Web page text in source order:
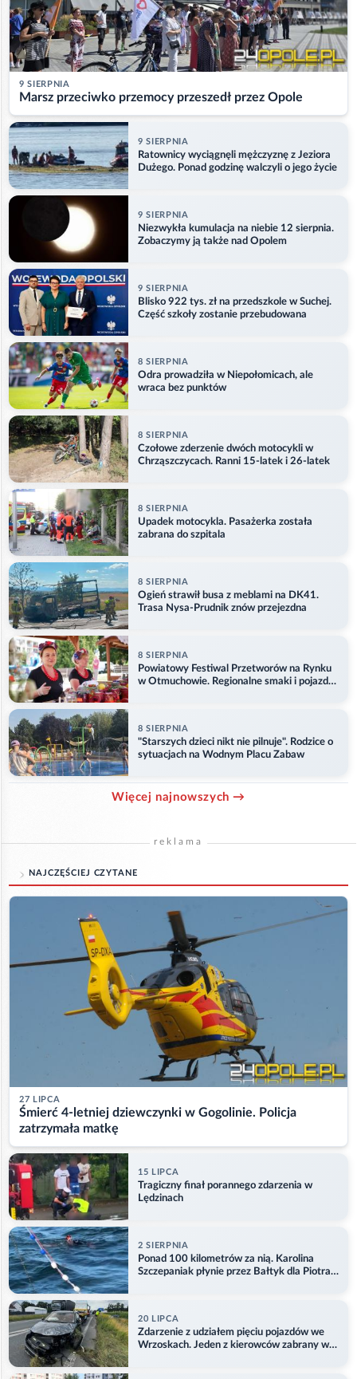
9 SIERPNIA
Marsz przeciwko przemocy przeszedł przez Opole
9 SIERPNIA
Ratownicy wyciągnęli mężczyznę z Jeziora
Dużego. Ponad godzinę walczyli o jego życie
9 SIERPNIA
Niezwykła kumulacja na niebie 12 sierpnia.
Zobaczymy ją także nad Opolem
9 SIERPNIA
Blisko 922 tys. zł na przedszkole w Suchej.
Część szkoły zostanie przebudowana
8 SIERPNIA
Odra prowadziła w Niepołomicach, ale
wraca bez punktów
8 SIERPNIA
Czołowe zderzenie dwóch motocykli w
Chrząszczycach. Ranni 15-latek i 26-latek
8 SIERPNIA
Upadek motocykla. Pasażerka została
zabrana do szpitala
8 SIERPNIA
Ogień strawił busa z meblami na DK41.
Trasa Nysa-Prudnik znów przejezdna
8 SIERPNIA
Powiatowy Festiwal Przetworów na Rynku
w Otmuchowie. Regionalne smaki i pojazdy
8 SIERPNIA
"Starszych dzieci nikt nie pilnuje". Rodzice o
sytuacjach na Wodnym Placu Zabaw
Więcej najnowszych →
reklama
NAJCZĘŚCIEJ CZYTANE
27 LIPCA
Śmierć 4-letniej dziewczynki w Gogolinie. Policja
zatrzymała matkę
15 LIPCA
Tragiczny finał porannego zdarzenia w
Lędzinach
2 SIERPNIA
Ponad 100 kilometrów za nią. Karolina
Szczepaniak płynie przez Bałtyk dla Piotra.
20 LIPCA
Zdarzenie z udziałem pięciu pojazdów we
Wrzoskach. Jeden z kierowców zabrany w